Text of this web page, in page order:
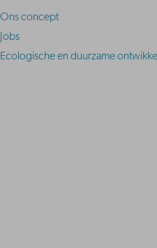
Ons concept
Jobs
Ecologische en duurzame